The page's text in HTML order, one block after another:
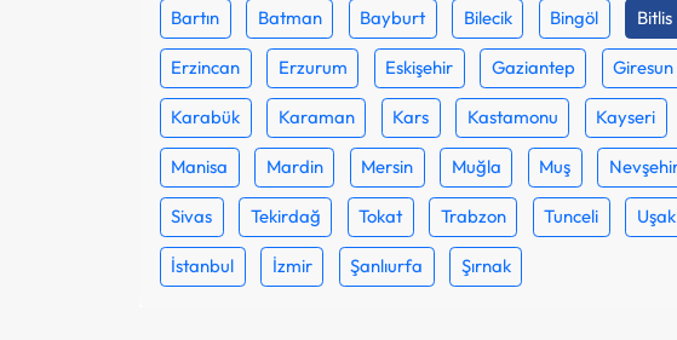
Bartın Batman Bayburt Bilecik Bingöl Bitlis
Erzincan Erzurum Eskişehir Gaziantep Giresun
Karabük Karaman Kars Kastamonu Kayseri
Manisa Mardin Mersin Muğla Muş
Sivas Tekirdağ Tokat Trabzon Tunceli Uşak
İstanbul İzmir Şanlıurfa Şırnak